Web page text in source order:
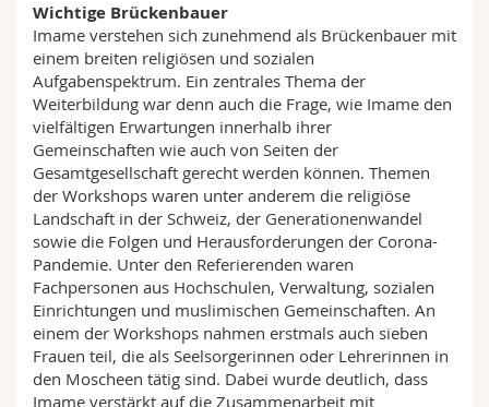
Wichtige Brückenbauer
Imame verstehen sich zunehmend als Brückenbauer mit
einem breiten religiösen und sozialen
Aufgabenspektrum. Ein zentrales Thema der
Weiterbildung war denn auch die Frage, wie Imame den
vielfältigen Erwartungen innerhalb ihrer
Gemeinschaften wie auch von Seiten der
Gesamtgesellschaft gerecht werden können. Themen
der Workshops waren unter anderem die religiöse
Landschaft in der Schweiz, der Generationenwandel
sowie die Folgen und Herausforderungen der Corona-
Pandemie. Unter den Referierenden waren
Fachpersonen aus Hochschulen, Verwaltung, sozialen
Einrichtungen und muslimischen Gemeinschaften. An
einem der Workshops nahmen erstmals auch sieben
Frauen teil, die als Seelsorgerinnen oder Lehrerinnen in
den Moscheen tätig sind. Dabei wurde deutlich, dass
Imame verstärkt auf die Zusammenarbeit mit